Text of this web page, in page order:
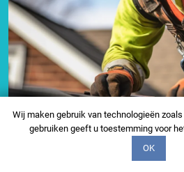
Wij maken gebruik van technologieën
gebruiken geeft u toestemming voor
OK